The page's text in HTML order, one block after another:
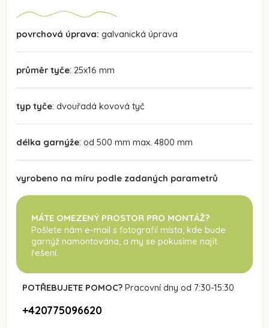
povrchová úprava: galvanická úprava
průměr tyče: 25x16 mm
typ tyče: dvouřadá kovová tyč
délka garnýže: od 500 mm max. 4800 mm
vyrobeno na míru podle zadaných parametrů
MÁTE OMEZENÝ PROSTOR PRO MONTÁŽ?
Pošlete nám e-mail s fotografií místa, kde bude
garnýž namontována , a my se pokusíme najít
řešení.
POTŘEBUJETE POMOC? Pracovní dny od 7:30-15:30
+420775096620